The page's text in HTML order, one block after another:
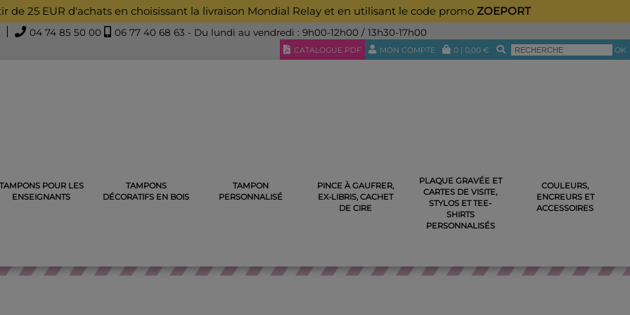
de 25 EUR d'achats en choisissant la livraison Mondial Relay et en utilisant le code promo ZOEPORT
04 74 85 50 00 06 77 40 68 63 - Du lundi au vendredi : 9h00-12h00 / 13h30-17h00
CATALOGUE PDF MON COMPTE 0 | 0,00 € OK
POUR LES
ENSEIGNANTS
TAMPONS
DÉCORATIFS EN BOIS
TAMPON
PERSONNALISÉ
PINCE À GAUFRER,
EX-LIBRIS, CACHET
DE CIRE
PLAQUE GRAVÉE ET
CARTES DE VISITE,
STYLOS ET TEE-
SHIRTS
PERSONNALISÉS
COULEURS,
ENCREURS ET
ACCESSOIRES
POUR TAMPON ENCREUR MINI FORMAT PAPIER OU BOIS